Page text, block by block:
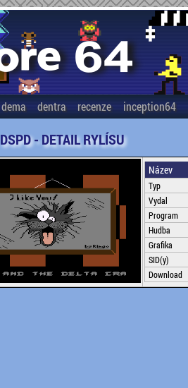
dema dentra recenze inception64
DSPD - DETAIL RYLÍSU
Název
Typ
Vydal
Program
Hudba
Grafika
SID(y)
Download